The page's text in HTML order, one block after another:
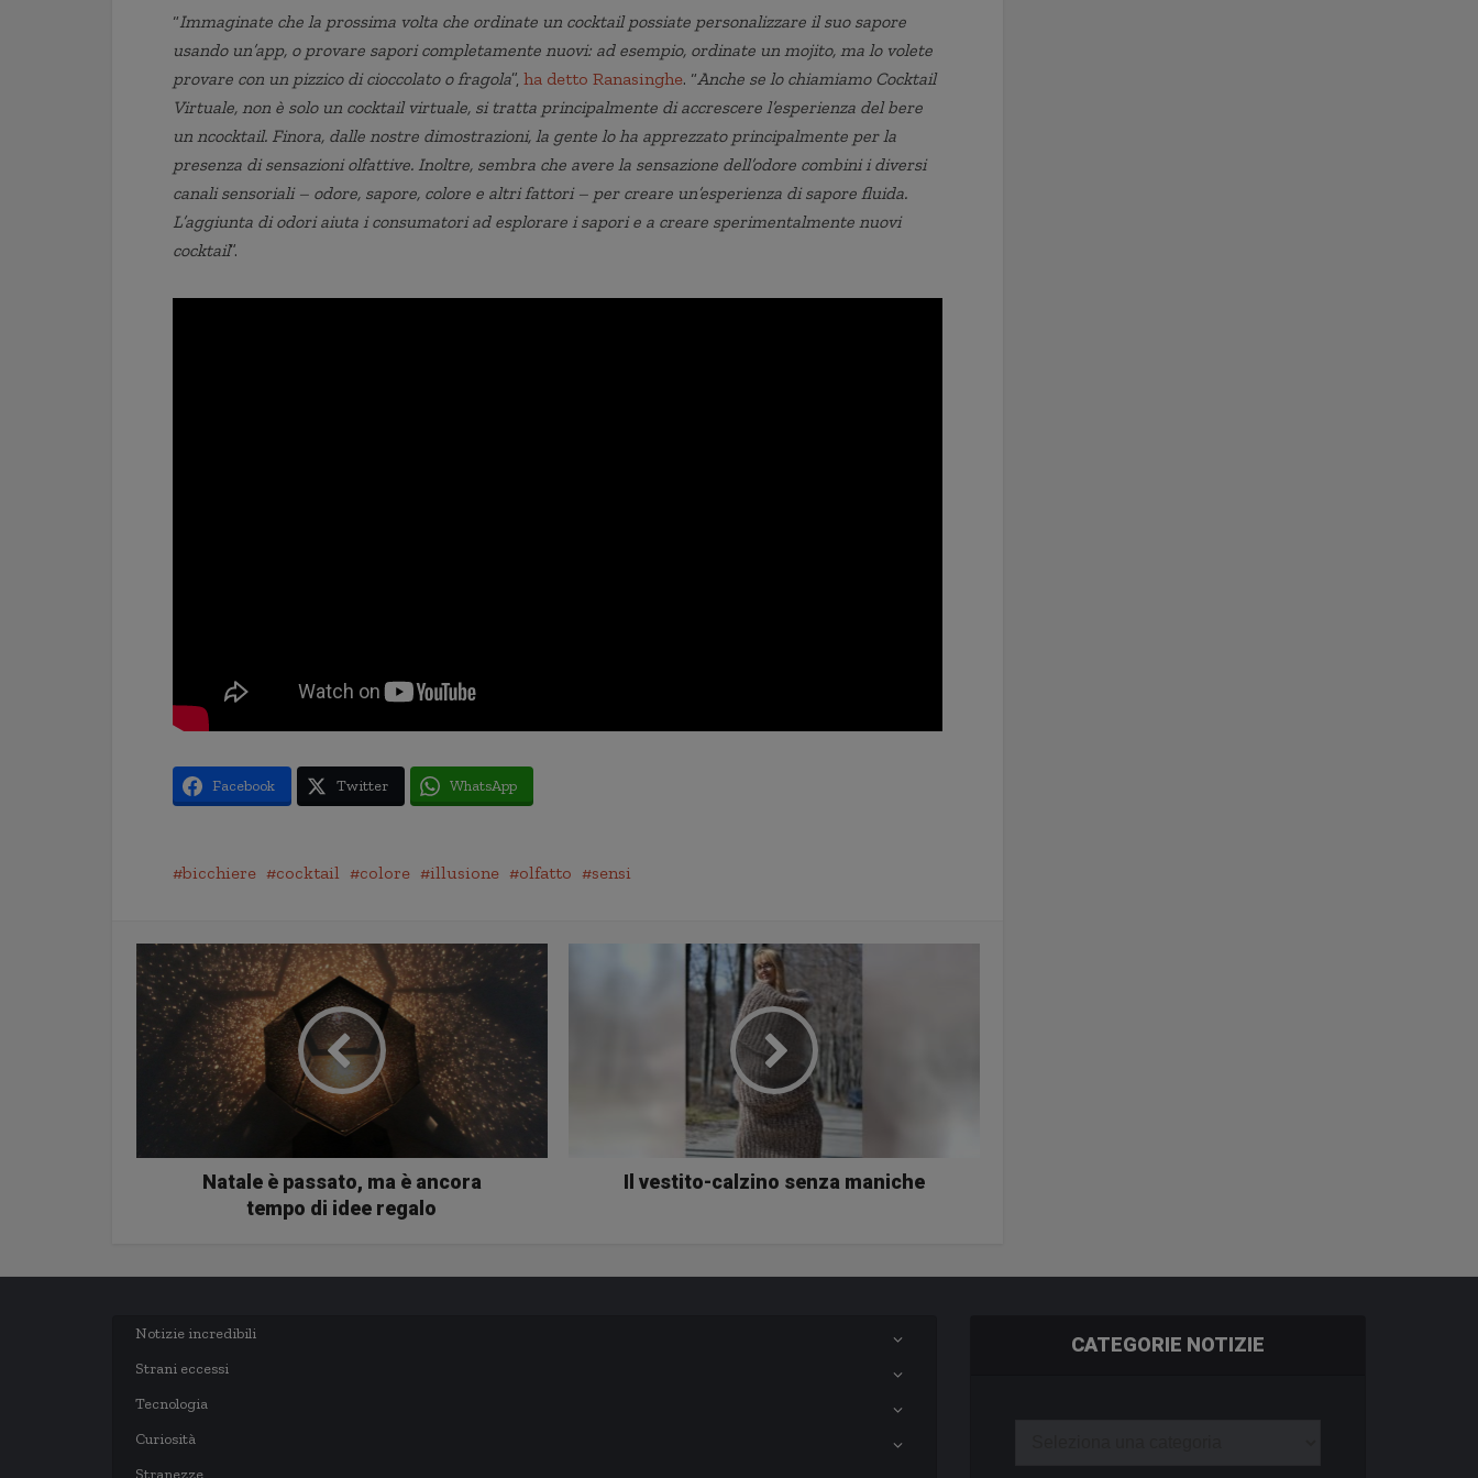
“Immaginate che la prossima volta che ordinate un cocktail possiate personalizzare il suo sapore
usando un’app, o provare sapori completamente nuovi: ad esempio, ordinate un mojito, ma lo volete
provare con un pizzico di cioccolato o fragola”, ha detto Ranasinghe. “Anche se lo chiamiamo Cocktail
Virtuale, non è solo un cocktail virtuale, si tratta principalmente di accrescere l’esperienza del bere
un ncocktail. Finora, dalle nostre dimostrazioni, la gente lo ha apprezzato principalmente per la
presenza di sensazioni olfattive. Inoltre, sembra che avere la sensazione dell’odore combini i diversi
canali sensoriali – odore, sapore, colore e altri fattori – per creare un’esperienza di sapore fluida.
L’aggiunta di odori aiuta i consumatori ad esplorare i sapori e a creare sperimentalmente nuovi
cocktail”.
Facebook Twitter WhatsApp
bicchiere cocktail colore illusione olfatto sensi
Natale è passato, ma è ancora
tempo di idee regalo
Il vestito-calzino senza maniche
Notizie incredibili
Strani eccessi
Tecnologia
Curiosità
Stranezze
CATEGORIE NOTIZIE